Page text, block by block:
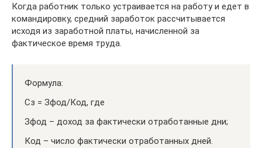
Когда работник только устраивается на работу и едет в
командировку, средний заработок рассчитывается
исходя из заработной платы, начисленной за
фактическое время труда.
Формула:
Сз = Зфод/Код, где
Зфод – доход за фактически отработанные дни;
Код – число фактически отработанных дней.